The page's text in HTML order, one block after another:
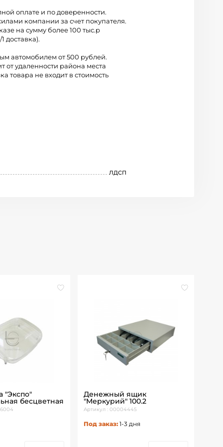
оплате и по доверенности.
компании за счет покупателя.
на сумму более 100 тыс.р
доставка).
автомобилем от 500 рублей.
от удаленности района места
товара не входит в стоимость
ЛДСП
"Экспо"
бесцветная
Денежный ящик
"Меркурий" 100.2
Артикул : 00004445
Под заказ: 1-3 дня